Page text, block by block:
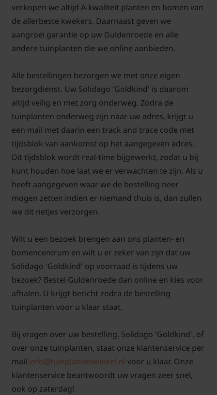
verkopen we altijd A-kwaliteit planten en bomen van
de allerbeste kwekers. Daarnaast geven we
aangroei garantie op uw Guldenroede en alle
andere tuinplanten die we online aanbieden.
Alle bestellingen bezorgen we met onze eigen
bezorgdienst. Uw Solidago 'Goldkind' is daarom
altijd veilig en met zorg onderweg. Zodra de
tuinplanten onderweg zijn naar uw adres, krijgt u
een mail met daarin een track and trace code met
tijdsblok van aankomst op het aangegeven adres.
Dit tijdsblok wordt real-time bijgewerkt, zodat u bij
kunt houden hoe laat we er verwachten te zijn. Als u
heeft aangegeven waar we de bestelling neer
mogen zetten indien er niemand thuis is, dan zullen
we dit netjes verzorgen.
Wilt u een bezoek brengen aan ons planten- en
bomencentrum en wilt u er zeker van zijn dat uw
Solidago 'Goldkind' op voorraad is tijdens uw
bezoek? Bestel Guldenroede dan online en kies voor
afhalen. U krijgt bericht zodra de bestelling
tuinplanten voor u klaar staat.
Bij vragen over uw bestelling, Solidago 'Goldkind', of
over onze tuinplanten, staat onze klantenservice per
mail info@tuinplantenwinkel.nl voor u klaar. Onze
klantenservice beantwoordt uw vragen zeer snel,
ook op zaterdag!